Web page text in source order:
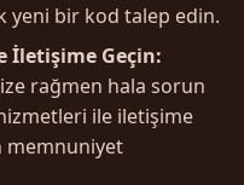
yeni bir kod talep edin.
İletişime Geçin:
rağmen hala sorun
ile iletişime
memnuniyet